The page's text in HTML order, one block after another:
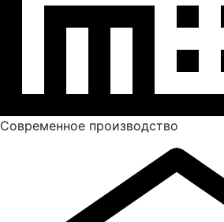
Современное производство